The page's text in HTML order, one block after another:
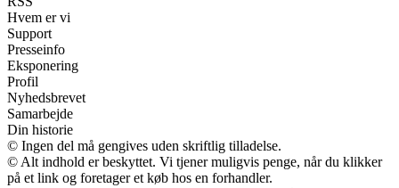
Hvem er vi
Support
Presseinfo
Eksponering
Profil
Nyhedsbrevet
Samarbejde
Din historie
© Ingen del må gengives uden skriftlig tilladelse.
© Alt indhold er beskyttet. Vi tjener muligvis penge, når du klikker
på et link og foretager et køb hos en forhandler.